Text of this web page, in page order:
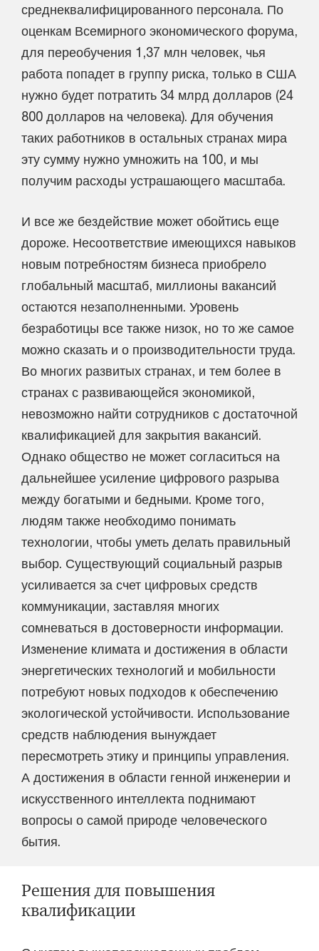
среднеквалифицированного персонала. По
оценкам Всемирного экономического форума,
для переобучения 1,37 млн человек, чья
работа попадет в группу риска, только в США
нужно будет потратить 34 млрд долларов (24
800 долларов на человека). Для обучения
таких работников в остальных странах мира
эту сумму нужно умножить на 100, и мы
получим расходы устрашающего масштаба.
И все же бездействие может обойтись еще
дороже. Несоответствие имеющихся навыков
новым потребностям бизнеса приобрело
глобальный масштаб, миллионы вакансий
остаются незаполненными. Уровень
безработицы все также низок, но то же самое
можно сказать и о производительности труда.
Во многих развитых странах, и тем более в
странах с развивающейся экономикой,
невозможно найти сотрудников с достаточной
квалификацией для закрытия вакансий.
Однако общество не может согласиться на
дальнейшее усиление цифрового разрыва
между богатыми и бедными. Кроме того,
людям также необходимо понимать
технологии, чтобы уметь делать правильный
выбор. Существующий социальный разрыв
усиливается за счет цифровых средств
коммуникации, заставляя многих
сомневаться в достоверности информации.
Изменение климата и достижения в области
энергетических технологий и мобильности
потребуют новых подходов к обеспечению
экологической устойчивости. Использование
средств наблюдения вынуждает
пересмотреть этику и принципы управления.
А достижения в области генной инженерии и
искусственного интеллекта поднимают
вопросы о самой природе человеческого
бытия.
Решения для повышения
квалификации